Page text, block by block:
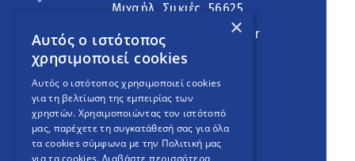
Μιχαήλ, Συκιές, 56625
neapoli.sykies@ddt.gov.gr
Ακολουθήστε
English Version
×
Αυτός ο ιστότοπος
χρησιμοποιεί cookies
Αυτός ο ιστότοπος χρησιμοποιεί cookies
για τη βελτίωση της εμπειρίας των
χρηστών. Χρησιμοποιώντας τον ιστότοπό
μας, παρέχετε τη συγκατάθεσή σας για όλα
τα cookies σύμφωνα με την Πολιτική μας
για τα cookies. Διαβάστε περισσότερα